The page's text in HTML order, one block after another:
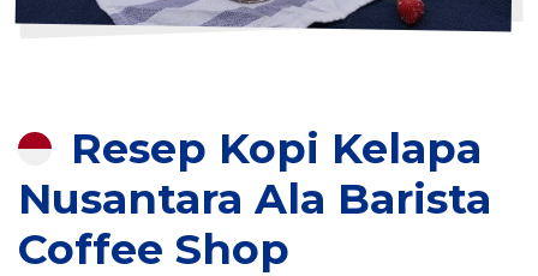
Resep Kopi Kelapa
Nusantara Ala Barista
Coffee Shop